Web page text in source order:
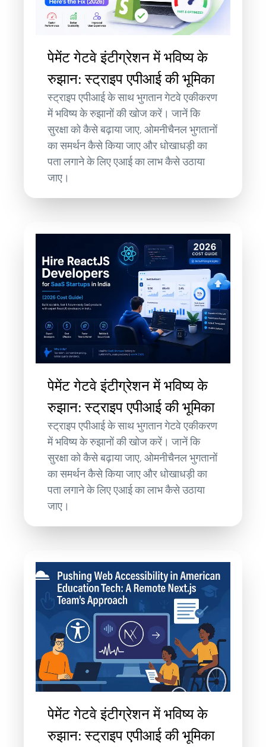
पेमेंट गेटवे इंटीग्रेशन में भविष्य के
रुझान: स्ट्राइप एपीआई की भूमिका
स्ट्राइप एपीआई के साथ भुगतान गेटवे एकीकरण
में भविष्य के रुझानों की खोज करें। जानें कि
सुरक्षा को कैसे बढ़ाया जाए, ओमनीचैनल भुगतानों
का समर्थन कैसे किया जाए और धोखाधड़ी का
पता लगाने के लिए एआई का लाभ कैसे उठाया
जाए।
पेमेंट गेटवे इंटीग्रेशन में भविष्य के
रुझान: स्ट्राइप एपीआई की भूमिका
स्ट्राइप एपीआई के साथ भुगतान गेटवे एकीकरण
में भविष्य के रुझानों की खोज करें। जानें कि
सुरक्षा को कैसे बढ़ाया जाए, ओमनीचैनल भुगतानों
का समर्थन कैसे किया जाए और धोखाधड़ी का
पता लगाने के लिए एआई का लाभ कैसे उठाया
जाए।
पेमेंट गेटवे इंटीग्रेशन में भविष्य के
रुझान: स्ट्राइप एपीआई की भूमिका